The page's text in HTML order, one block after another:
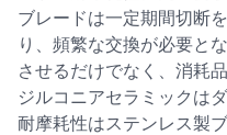
ブレードは一定期間切断
り、頻繁な交換が必要と
させるだけでなく、消耗
ジルコニアセラミックは
耐摩耗性はステンレス製